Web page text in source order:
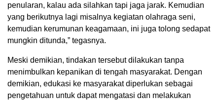
penularan, kalau ada silahkan tapi jaga jarak. Kemudian
yang berikutnya lagi misalnya kegiatan olahraga seni,
kemudian kerumunan keagamaan, ini juga tolong sedapat
mungkin ditunda,” tegasnya.
Meski demikian, tindakan tersebut dilakukan tanpa
menimbulkan kepanikan di tengah masyarakat. Dengan
demikian, edukasi ke masyarakat diperlukan sebagai
pengetahuan untuk dapat mengatasi dan melakukan